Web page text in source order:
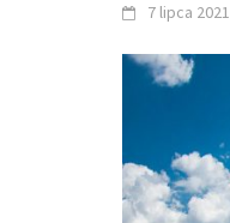
7 lipca 2021